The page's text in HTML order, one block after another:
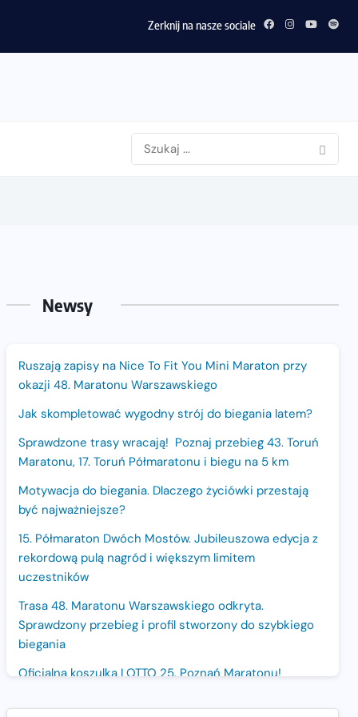
Zerknij na nasze sociale
Newsy
Ruszają zapisy na Nice To Fit You Mini Maraton przy
okazji 48. Maratonu Warszawskiego
Jak skompletować wygodny strój do biegania latem?
Sprawdzone trasy wracają! Poznaj przebieg 43. Toruń
Maratonu, 17. Toruń Półmaratonu i biegu na 5 km
Motywacja do biegania. Dlaczego życiówki przestają
być najważniejsze?
15. Półmaraton Dwóch Mostów. Jubileuszowa edycja z
rekordową pulą nagród i większym limitem
uczestników
Trasa 48. Maratonu Warszawskiego odkryta.
Sprawdzony przebieg i profil stworzony do szybkiego
biegania
Oficjalna koszulka LOTTO 25. Poznań Maratonu!